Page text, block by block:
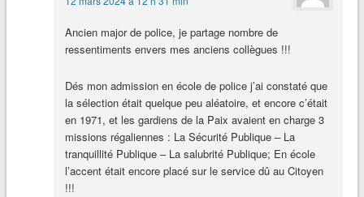
Ancien major de police, je partage nombre de
ressentiments envers mes anciens collègues !!!
Dés mon admission en école de police j’ai constaté que
la sélection était quelque peu aléatoire, et encore c’était
en 1971, et les gardiens de la Paix avaient en charge 3
missions régaliennes : La Sécurité Publique – La
tranquillité Publique – La salubrité Publique; En école
l’accent était encore placé sur le service dû au Citoyen
!!!